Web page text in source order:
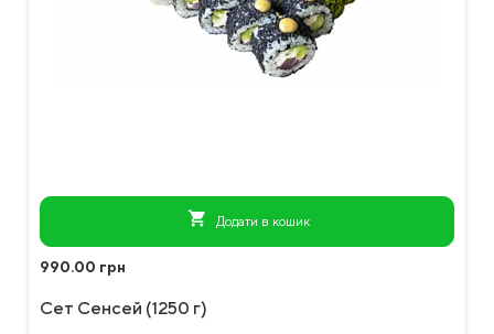
shopping_cart Додати в кошик
990.00 грн
Сет Сенсей (1250 г)